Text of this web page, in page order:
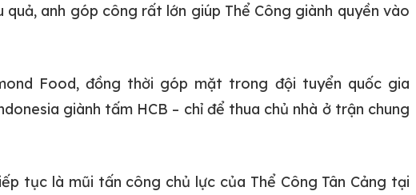
anh góp công rất lớn giúp Thể Công giành quyền vào
Food, đồng thời góp mặt trong đội tuyển quốc gia
giành tấm HCB – chỉ để thua chủ nhà ở trận chung
tục là mũi tấn công chủ lực của Thể Công Tân Cảng tại